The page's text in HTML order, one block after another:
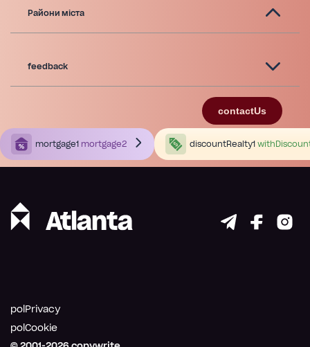
Райони міста
feedback
contactUs
mortgage1 mortgage2 discountRealty1
polPrivacy
polCookie